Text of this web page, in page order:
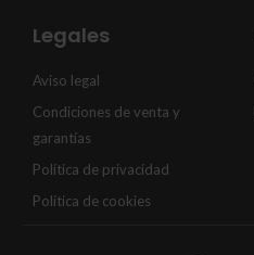
Legales
Aviso legal
Condiciones de venta y
garantías
Política de privacidad
Política de cookies